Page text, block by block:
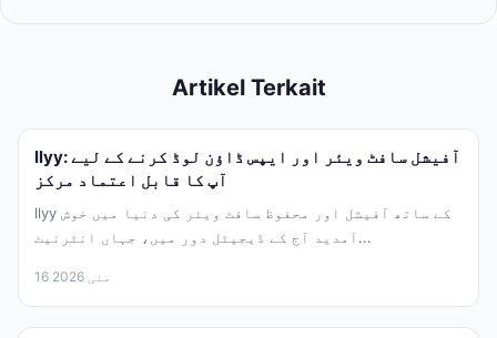
Artikel Terkait
llyy: آفیشل سافٹ ویئر اور ایپس ڈاؤن لوڈ کرنے کے لیے
آپ کا قابل اعتماد مرکز
llyy کے ساتھ آفیشل اور محفوظ سافٹ ویئر کی دنیا میں خوش
آمدید آج کے ڈیجیٹل دور میں، جہاں انٹرنیٹ...
16 مئی 2026